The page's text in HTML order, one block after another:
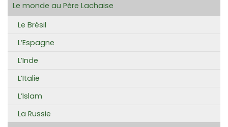
Le monde au Père Lachaise
Le Brésil
L’Espagne
L’Inde
L’Italie
L’Islam
La Russie